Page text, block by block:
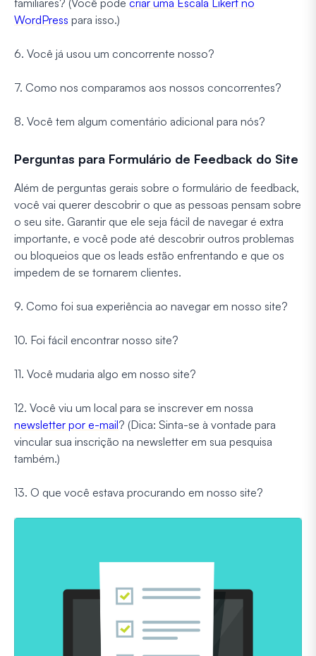
WordPress para isso.)
6. Você já usou um concorrente nosso?
7. Como nos comparamos aos nossos concorrentes?
8. Você tem algum comentário adicional para nós?
Perguntas para Formulário de Feedback do Site
Além de perguntas gerais sobre o formulário de feedback,
você vai querer descobrir o que as pessoas pensam sobre
o seu site. Garantir que ele seja fácil de navegar é extra
importante, e você pode até descobrir outros problemas
ou bloqueios que os leads estão enfrentando e que os
impedem de se tornarem clientes.
9. Como foi sua experiência ao navegar em nosso site?
10. Foi fácil encontrar nosso site?
11. Você mudaria algo em nosso site?
12. Você viu um local para se inscrever em nossa
newsletter por e-mail? (Dica: Sinta-se à vontade para
vincular sua inscrição na newsletter em sua pesquisa
também.)
13. O que você estava procurando em nosso site?